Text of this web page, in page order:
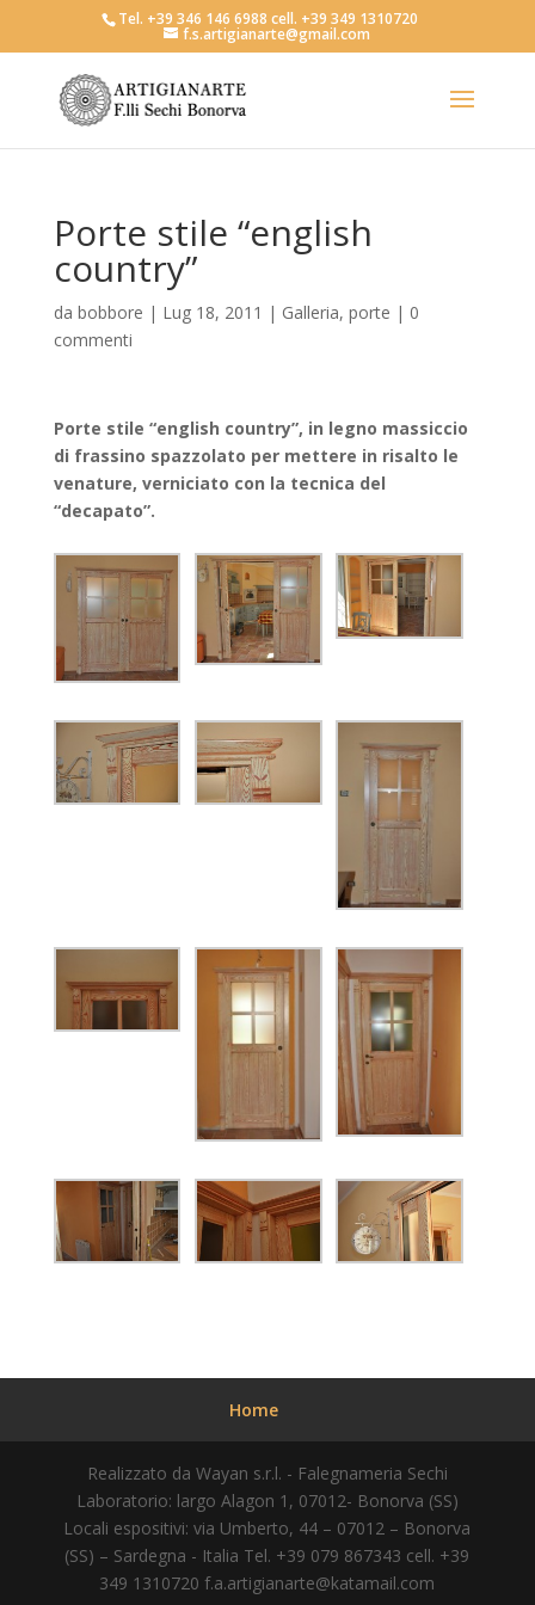
Tel. +39 346 146 6988 cell. +39 349 1310720
f.s.artigianarte@gmail.com
Porte stile “english
country”
da bobbore | Lug 18, 2011 | Galleria, porte | 0
commenti
Porte stile “english country”, in legno massiccio
di frassino spazzolato per mettere in risalto le
venature, verniciato con la tecnica del
“decapato”.
Home
Realizzato da Wayan s.r.l. - Falegnameria Sechi
Laboratorio: largo Alagon 1, 07012- Bonorva (SS)
Locali espositivi: via Umberto, 44 – 07012 – Bonorva
(SS) – Sardegna - Italia Tel. +39 079 867343 cell. +39
349 1310720f.a.artigianarte@katamail.com